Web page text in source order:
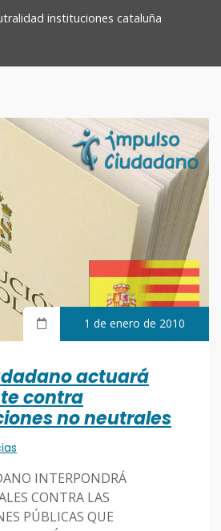
instituciones cataluña
1 de enero de 2010
actuará
contra
no neutrales
INTERPONDRÁ
CONTRA LAS
PÚBLICAS QUE